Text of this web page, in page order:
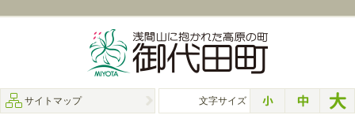
サイトマップ 文字サイズ